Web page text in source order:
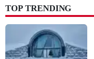
TOP TRENDING